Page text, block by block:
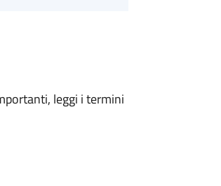
leggi i termini